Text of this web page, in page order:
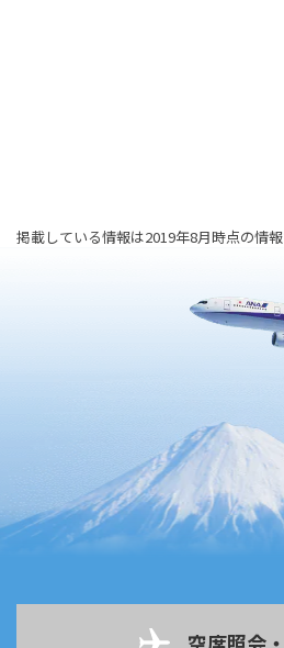
掲載している情報は2019年8月時点の情報
空席照会